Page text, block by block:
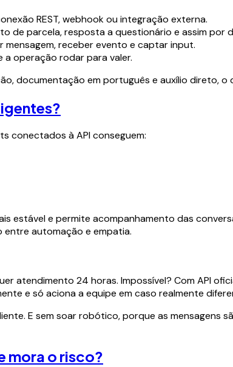
REST, webhook ou integração externa.
de parcela, resposta a questionário e assim por
mensagem, receber evento e captar input.
operação rodar para valer.
documentação em português e auxílio direto,
conectados à API conseguem:
estável e permite acompanhamento das
entre automação e empatia.
atendimento 24 horas. Impossível? Com API
e só aciona a equipe em caso realmente
E sem soar robótico, porque as mensagens
mora o risco?